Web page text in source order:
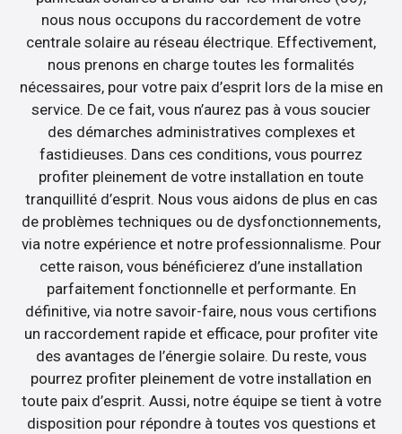
nous nous occupons du raccordement de votre
centrale solaire au réseau électrique. Effectivement,
nous prenons en charge toutes les formalités
nécessaires, pour votre paix d’esprit lors de la mise en
service. De ce fait, vous n’aurez pas à vous soucier
des démarches administratives complexes et
fastidieuses. Dans ces conditions, vous pourrez
profiter pleinement de votre installation en toute
tranquillité d’esprit. Nous vous aidons de plus en cas
de problèmes techniques ou de dysfonctionnements,
via notre expérience et notre professionnalisme. Pour
cette raison, vous bénéficierez d’une installation
parfaitement fonctionnelle et performante. En
définitive, via notre savoir-faire, nous vous certifions
un raccordement rapide et efficace, pour profiter vite
des avantages de l’énergie solaire. Du reste, vous
pourrez profiter pleinement de votre installation en
toute paix d’esprit. Aussi, notre équipe se tient à votre
disposition pour répondre à toutes vos questions et